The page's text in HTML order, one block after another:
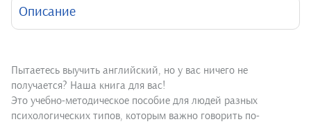
Описание
Пытаетесь выучить английский, но у вас ничего не
получается? Наша книга для вас!
Это учебно-методическое пособие для людей разных
психологических типов, которым важно говорить по-